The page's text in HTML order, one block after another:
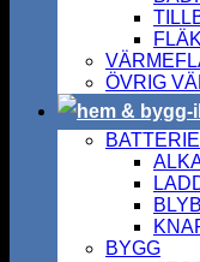
ÖVRIG
BYGG